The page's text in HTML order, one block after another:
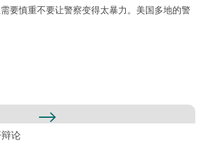
要慎重不要让警察变得太暴力。美国多地的警
论